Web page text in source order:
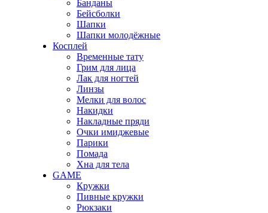
Банданы
Бейсболки
Шапки
Шапки молодёжные
Косплей
Временные тату
Грим для лица
Лак для ногтей
Линзы
Мелки для волос
Накидки
Накладные пряди
Очки имиджевые
Парики
Помада
Хна для тела
GAME
Кружки
Пивные кружки
Рюкзаки